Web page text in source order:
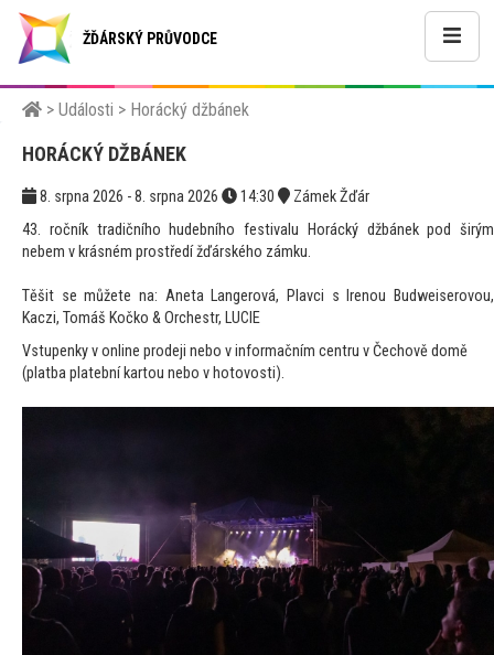
ŽĎÁRSKÝ PRŮVODCE
> Události > Horácký džbánek
HORÁCKÝ DŽBÁNEK
8. srpna 2026 - 8. srpna 2026 14:30
Zámek Žďár
43. ročník tradičního hudebního festivalu Horácký džbánek pod širým
nebem v krásném prostředí žďárského zámku.
Těšit se můžete na: Aneta Langerová, Plavci s Irenou Budweiserovou,
Kaczi, Tomáš Kočko & Orchestr, LUCIE
Vstupenky v online prodeji nebo v informačním centru v Čechově domě
(platba platební kartou nebo v hotovosti).